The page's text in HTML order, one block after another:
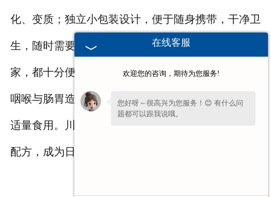
化、变质；独立小包装设计，便于随身携带，干净卫
生，随时需要随时含服，无论是出门、办公，还是居
家，都十分便捷。食用时需适量，过量食用可能会对
咽喉与肠胃造成负担，青少年与儿童需在成人监护下
适量食用。川贝枇杷味薄荷糖以独特的风味、温和的
配方，成为日常护嗓清口的良好选择。
在线客服
欢迎您的咨询，期待为您服务!
您好呀～很高兴为您服务！😊 有什么问
题都可以跟我说哦。